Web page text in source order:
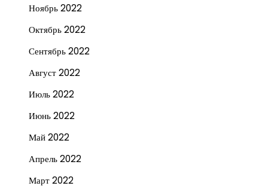
Ноябрь 2022
Октябрь 2022
Сентябрь 2022
Август 2022
Июль 2022
Июнь 2022
Май 2022
Апрель 2022
Март 2022